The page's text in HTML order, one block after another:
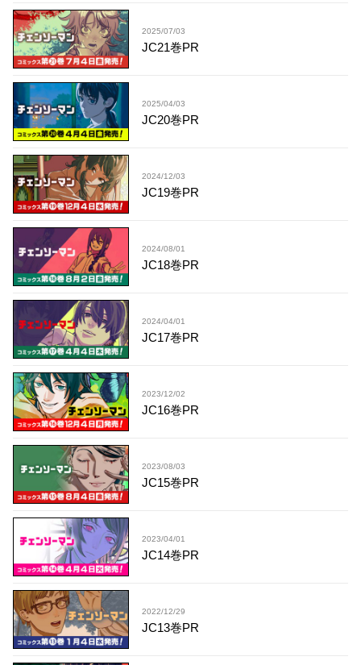
2025/07/03
JC21巻PR
2025/04/03
JC20巻PR
2024/12/03
JC19巻PR
2024/08/01
JC18巻PR
2024/04/01
JC17巻PR
2023/12/02
JC16巻PR
2023/08/03
JC15巻PR
2023/04/01
JC14巻PR
2022/12/29
JC13巻PR